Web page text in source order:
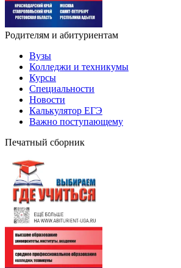
Родителям и абитуриентам
Вузы
Колледжи и техникумы
Курсы
Специальности
Новости
Калькулятор ЕГЭ
Важно поступающему
Печатный сборник